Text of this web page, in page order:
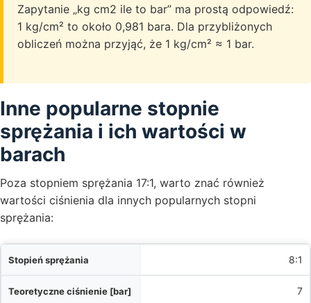
Zapytanie „kg cm2 ile to bar” ma prostą odpowiedź:
1 kg/cm² to około 0,981 bara. Dla przybliżonych
obliczeń można przyjąć, że 1 kg/cm² ≈ 1 bar.
Inne popularne stopnie
sprężania i ich wartości w
barach
Poza stopniem sprężania 17:1, warto znać również
wartości ciśnienia dla innych popularnych stopni
sprężania:
8:1
7